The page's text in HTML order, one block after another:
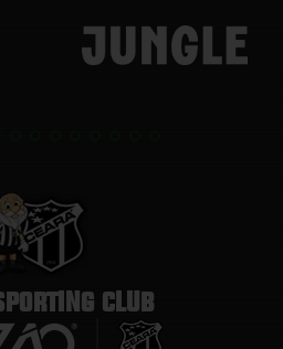
CLUB